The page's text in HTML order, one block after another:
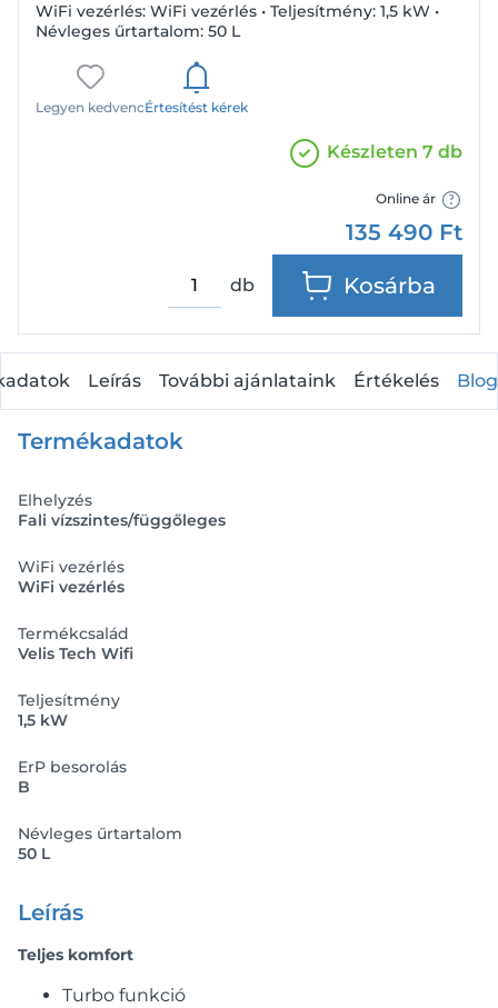
WiFi vezérlés: WiFi vezérlés • Teljesítmény: 1,5 kW •
Névleges űrtartalom: 50 L
Legyen kedvencÉrtesítést kérek
Készleten 7 db
Online ár
135 490 Ft
db Kosárba
Leírás További ajánlataink Értékelés Blog
Termékadatok
Elhelyzés
Fali vízszintes/függőleges
WiFi vezérlés
WiFi vezérlés
Termékcsalád
Velis Tech Wifi
Teljesítmény
1,5 kW
ErP besorolás
B
Névleges űrtartalom
50 L
Leírás
Teljes komfort
Turbo funkció